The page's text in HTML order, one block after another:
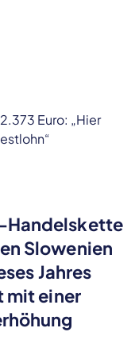
Handelskette
Slowenien
Jahres
mit einer